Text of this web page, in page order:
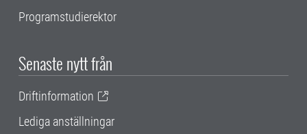
Programstudierektor
Senaste nytt från
Driftinformation
Lediga anställningar